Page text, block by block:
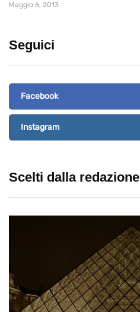
Maggio 6, 2013
Seguici
Facebook
Instagram
Scelti dalla redazione